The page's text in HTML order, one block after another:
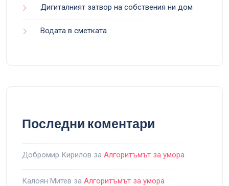
Дигиталният затвор на собствения ни дом
Водата в сметката
Последни коментари
Добромир Кирилов за Алгоритъмът за умора
Калоян Митев за Алгоритъмът за умора